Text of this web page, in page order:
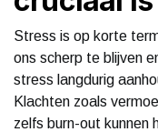
Stress is op korte
ons scherp te blijven
stress langdurig
Klachten zoals
zelfs burn-out kunnen